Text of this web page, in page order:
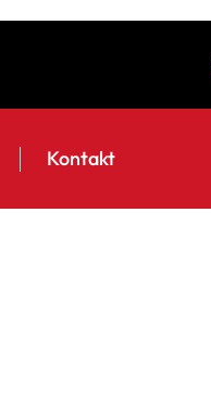
Kontakt